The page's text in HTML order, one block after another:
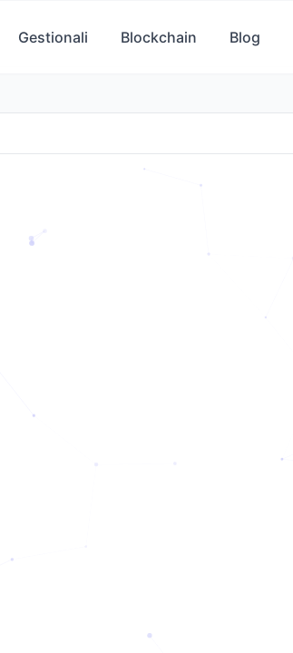
Gestionali Blockchain Blog